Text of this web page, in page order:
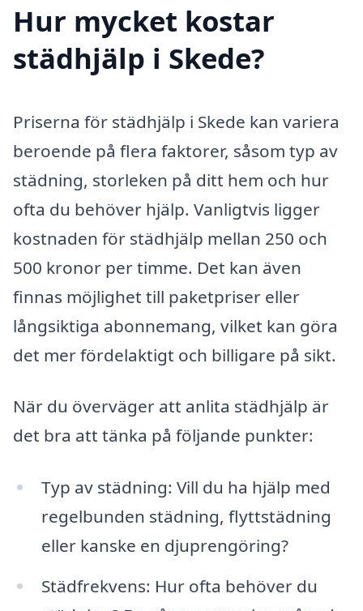
Hur mycket kostar
städhjälp i Skede?
Priserna för städhjälp i Skede kan variera
beroende på flera faktorer, såsom typ av
städning, storleken på ditt hem och hur
ofta du behöver hjälp. Vanligtvis ligger
kostnaden för städhjälp mellan 250 och
500 kronor per timme. Det kan även
finnas möjlighet till paketpriser eller
långsiktiga abonnemang, vilket kan göra
det mer fördelaktigt och billigare på sikt.
När du överväger att anlita städhjälp är
det bra att tänka på följande punkter:
Typ av städning: Vill du ha hjälp med
regelbunden städning, flyttstädning
eller kanske en djuprengöring?
Städfrekvens: Hur ofta behöver du